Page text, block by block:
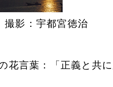
宮徳治
：「正義と共に
」